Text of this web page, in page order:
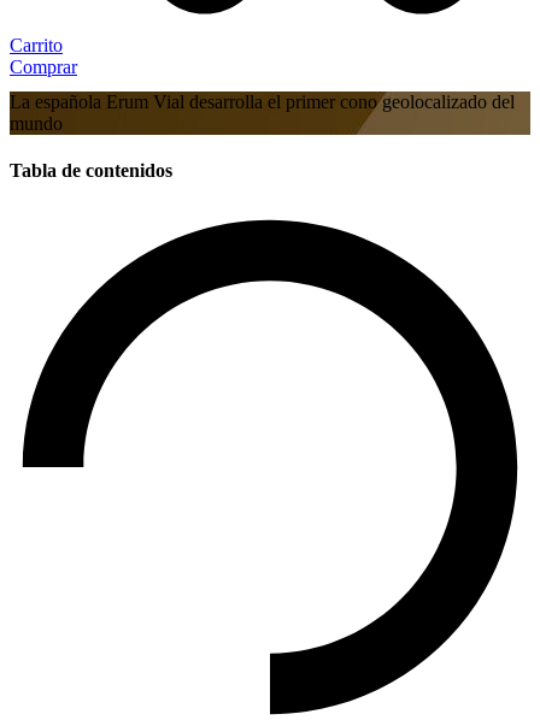
Carrito
Comprar
La española Erum Vial desarrolla el primer cono geolocalizado del
mundo
Tabla de contenidos